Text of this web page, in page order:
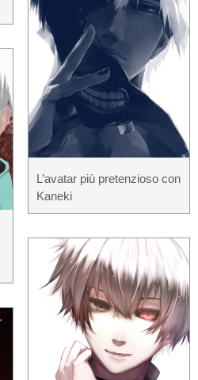
L’avatar più pretenzioso con
Kaneki